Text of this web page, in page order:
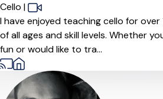
Cello |
I have enjoyed teaching cello for
of all ages and skill levels. Whether
fun or would like to tra...